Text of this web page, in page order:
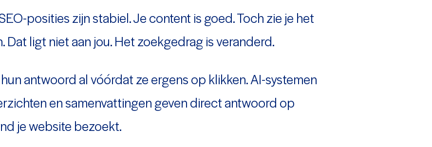
posities zijn stabiel. Je content is goed. Toch zie je het
ligt niet aan jou. Het zoekgedrag is veranderd.
antwoord al vóórdat ze ergens op klikken. AI-systemen
en samenvattingen geven direct antwoord op
je website bezoekt.